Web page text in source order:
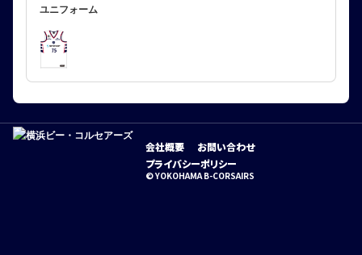
ユニフォーム
会社概要
お問い合わせ
プライバシーポリシー
© YOKOHAMA B-CORSAIRS